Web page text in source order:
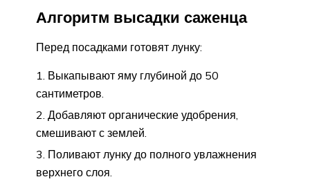
Алгоритм высадки саженца
Перед посадками готовят лунку:
Выкапывают яму глубиной до 50
сантиметров.
Добавляют органические удобрения,
смешивают с землей.
Поливают лунку до полного увлажнения
верхнего слоя.